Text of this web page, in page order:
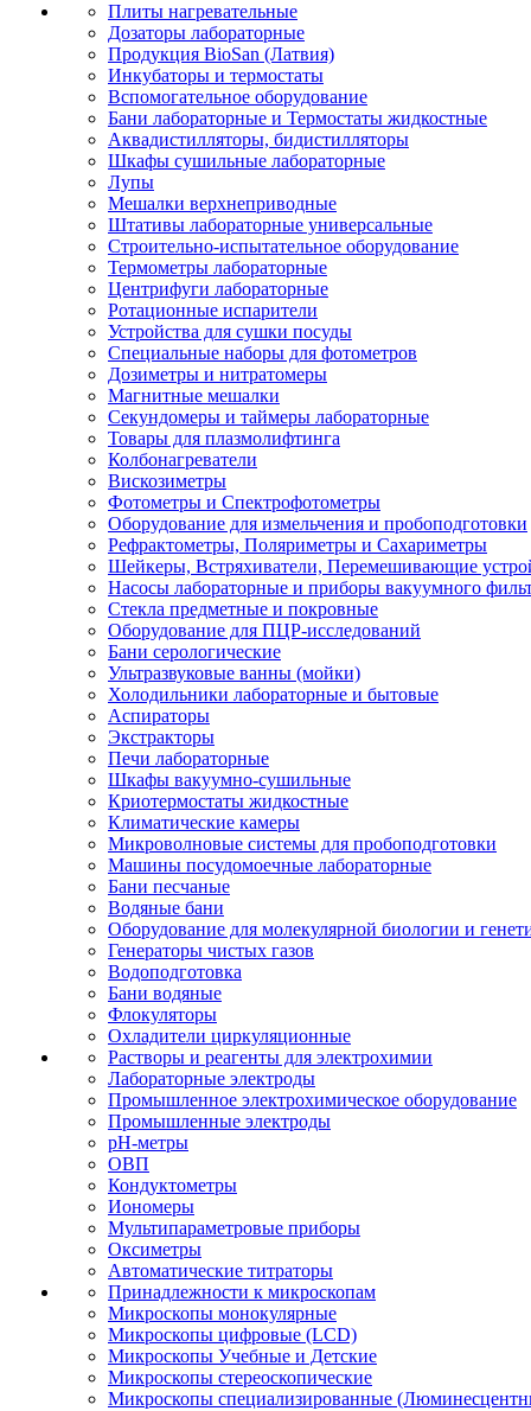
Плиты нагревательные
Дозаторы лабораторные
Продукция BioSan (Латвия)
Инкубаторы и термостаты
Вспомогательное оборудование
Бани лабораторные и Термостаты жидкостные
Аквадистилляторы, бидистилляторы
Шкафы сушильные лабораторные
Лупы
Мешалки верхнеприводные
Штативы лабораторные универсальные
Строительно-испытательное оборудование
Термометры лабораторные
Центрифуги лабораторные
Ротационные испарители
Устройства для сушки посуды
Специальные наборы для фотометров
Дозиметры и нитратомеры
Магнитные мешалки
Секундомеры и таймеры лабораторные
Товары для плазмолифтинга
Колбонагреватели
Вискозиметры
Фотометры и Спектрофотометры
Оборудование для измельчения и пробоподготовки
Рефрактометры, Поляриметры и Сахариметры
Шейкеры, Встряхиватели, Перемешивающие
Насосы лабораторные и приборы вакуумного
Стекла предметные и покровные
Оборудование для ПЦР-исследований
Бани серологические
Ультразвуковые ванны (мойки)
Холодильники лабораторные и бытовые
Аспираторы
Экстракторы
Печи лабораторные
Шкафы вакуумно-сушильные
Криотермостаты жидкостные
Климатические камеры
Микроволновые системы для пробоподготовки
Машины посудомоечные лабораторные
Бани песчаные
Водяные бани
Оборудование для молекулярной биологии и
Генераторы чистых газов
Водоподготовка
Бани водяные
Флокуляторы
Охладители циркуляционные
Растворы и реагенты для электрохимии
Лабораторные электроды
Промышленное электрохимическое оборудование
Промышленные электроды
pH-метры
ОВП
Кондуктометры
Иономеры
Мультипараметровые приборы
Оксиметры
Автоматические титраторы
Принадлежности к микроскопам
Микроскопы монокулярные
Микроскопы цифровые (LCD)
Микроскопы Учебные и Детские
Микроскопы стереоскопические
Микроскопы специализированные